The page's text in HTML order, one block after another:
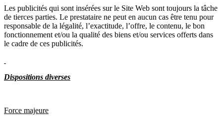
Les publicités qui sont insérées sur le Site Web sont toujours la tâche
de tierces parties. Le prestataire ne peut en aucun cas être tenu pour
responsable de la légalité, l’exactitude, l’offre, le contenu, le bon
fonctionnement et/ou la qualité des biens et/ou services offerts dans
le cadre de ces publicités.
Dispositions diverses
Force majeure